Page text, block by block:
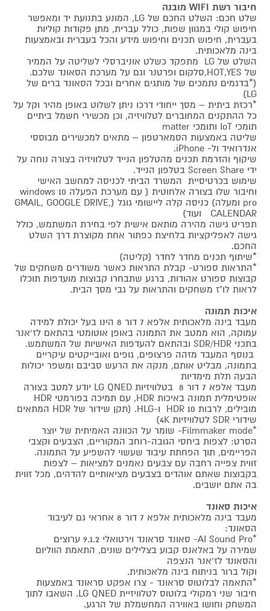
חיבור רשת WIFI מובנה
שלט חכם: השלט החכם של LG, המונע בתנועת יד ומאפשר
חיפוש קולי במגוון שפות, כולל עברית, מתן פקודות קוליות
בעברית, חיפוש תכנים וחיפוש מידע והכל בעברית ובאמצעות
בינה מלאכותית.
השלט של LG מתפקד כשלט אוניברסלי לשליטה על הממיר
של HOT,YES,סלקום ופרטנר וגם על מערכת הסאונד שלכם.
(*בדגמים נתמכים של מותגים אחרים ובכל הסאונד ברים של
LG)
*רכזת ביתית – מסך ייחודי דרכו ניתן לשלוט באופן מהיר וקל על
כל ההתקנים המחוברים לטלוויזיה, וכן מכשירי חשמל ביתיים
תומכי IoT ותומכי matter
שליטה באמצעות הסמארטפון – מתאים למכשירים מבוססי
אנדרואיד ול- iPhone.
שיקוף והזרמת תכנים מהטלפון הנייד לטלוויזיה בצורה נוחה על
ידי Screen Share בטלפון הנייד.
שימוש בכרטיסיית המשרד הביתי לכניסה למחשב האישי
וחיבור שלו בצורה אלחוטית ( עם מערכת הפעלה windows 10
pro ומעלה) כניסה קלה ליישומי גוגל (GMAIL, GOOGLE DRIVE,
CALENDAR ועוד)
תפריט גישה מהירה מותאם אישית לפי בחירת המשתמש, כולל
גישה לאפליקציות בלחיצת כפתור אחת מקוצרת דרך השלט
החכם.
*שיתוף תכנים מחדר לחדר (קליטה)
*התראות ספורט- קבלת התראות כאשר משודרים משחקים של
קבוצות ספורט אהודות, ברגע שתבחרו קבוצות מועדפות תוכלו
לראות לו"ז משחקים והתראות על גבי מסך הבית.
איכות תמונה
מעבד בינה מלאכותית אלפא 7 דור 8 הינו בעל יכולת למידה
עמוקה, הוא ממטב את התמונה באופן אוטומטי בהתאם לז'אנר
בתכני SDR/HDR ובהתאם להעדפות האישיות של המשתמש.
בנוסף המעבד מזהה פרצופים, גופים ואובייקטים עיקריים
בתמונה, מבליט אותם, מנקה את הרעש סביבם ומשפר יכולות
הבעה תלת מימדיות
מעבד אלפא 7 דור 8 בטלוויזיות LG QNED יודע למטב בצורה
אופטימלית תמונה באיכות HDR, עם תמיכה בפורמטי HDR
מובילים, לרבות HDR 10 ו-HLG. (תקן שידור של HDR המתאים
שידורי SDR לטלוויזיות 4K)
*Filmmaker mode- שומר על הכוונה האמיתית של יוצר
הסרט: לצפות ביחסי הגובה-רוחב המקוריים, הצבעים וקצבי
הפריימים, תוך הפחתת עיבוד שעשוי להשפיע על התמונה.
זווית צפייה רחבה עם צבעים נאמנים למציאות – לצפות
בקבוצות שאתם אוהדים בצבעים מציאותיים להדהים, מכל זווית
בה אתם יושבים.
איכות סאונד
מעבד בינה מלאכותית אלפא 7 דור 8 אחראי גם לעיבוד
הסאונד:
*AI Sound Pro- סאונד סראונד וירטואלי 9.1.2 ערוצים
שמירה על באלאנס קבוע בצלילים שונים, התאמת הווליום
והסאונד לז'אנר הנצפה
וקול ברור בניתוח בינה מלאכותית.
*התאמה לבלוטוס סראונד - צרו אפקט סראונד באמצעות
חיבור שני רמקולי בלוטוס לטלוויזיית LG QNED. השאבו לתוך
המשחק וחושו באווירה המחשמלת של הרגע.